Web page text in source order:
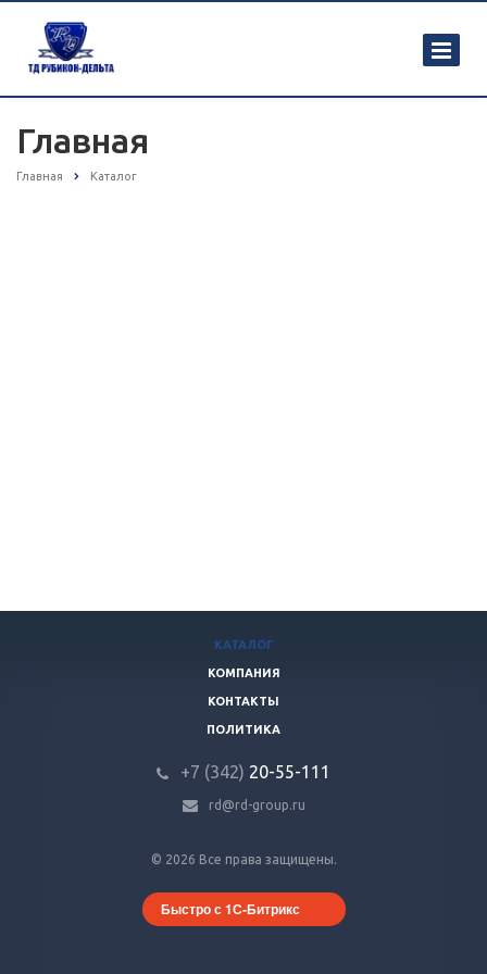
Главная
Главная Каталог
© 2026 Все права защищены.
Быстро с 1С-Битрикс
КАТАЛОГ
КОМПАНИЯ
КОНТАКТЫ
ПОЛИТИКА
+7 (342) 20-55-111
rd@rd-group.ru